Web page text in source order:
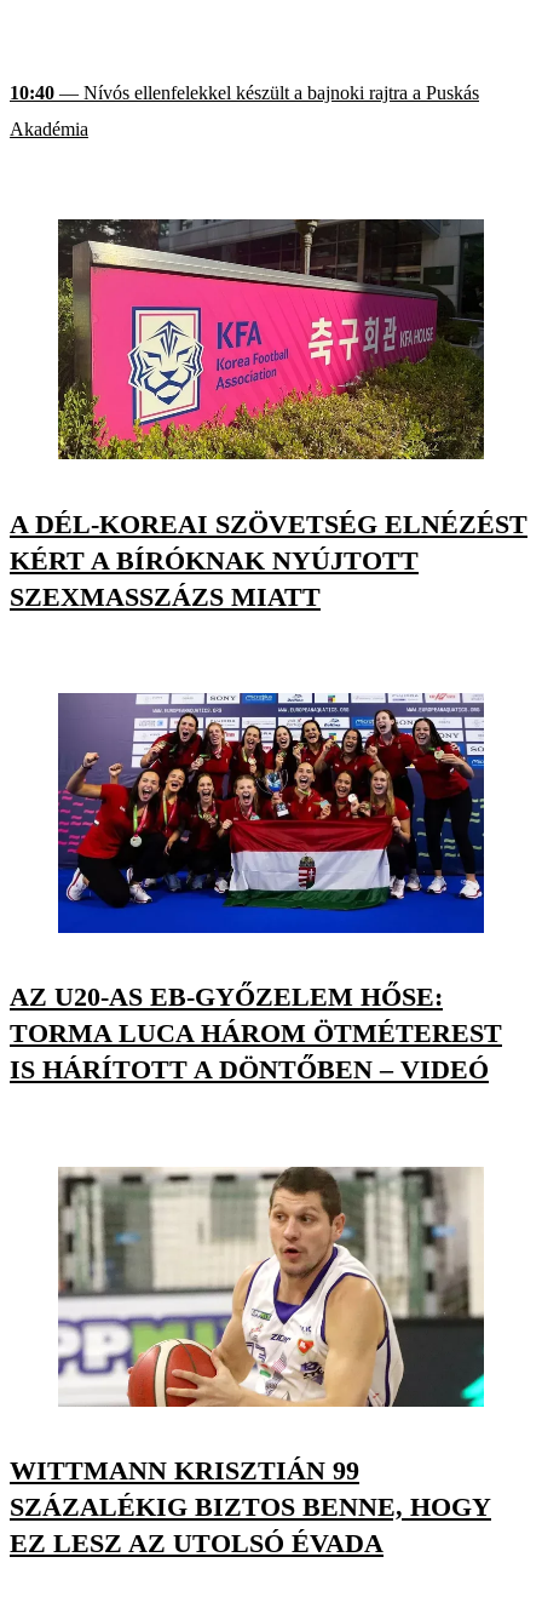
10:40 — Nívós ellenfelekkel készült a bajnoki rajtra a Puskás
Akadémia
A DÉL-KOREAI SZÖVETSÉG ELNÉZÉST
KÉRT A BÍRÓKNAK NYÚJTOTT
SZEXMASSZÁZS MIATT
AZ U20-AS EB-GYŐZELEM HŐSE:
TORMA LUCA HÁROM ÖTMÉTEREST
IS HÁRÍTOTT A DÖNTŐBEN – VIDEÓ
WITTMANN KRISZTIÁN 99
SZÁZALÉKIG BIZTOS BENNE, HOGY
EZ LESZ AZ UTOLSÓ ÉVADA